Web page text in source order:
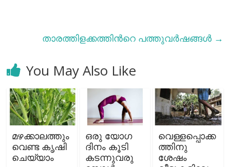
താരത്തിളക്കത്തിന്‍റെ പത്തുവര്‍ഷങ്ങള്‍ →
You May Also Like
മഴക്കാലത്തും
വെണ്ട കൃഷി
ചെയ്യാം
ഒരു യോഗ
ദിനം കൂടി
കടന്നുവരു
വെള്ളപ്പൊക്ക
ത്തിനു
ശേഷം